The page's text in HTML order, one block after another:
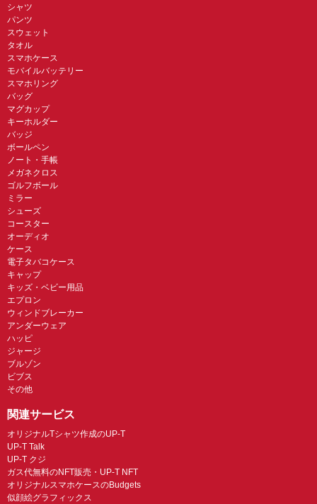
シャツ
パンツ
スウェット
タオル
スマホケース
モバイルバッテリー
スマホリング
バッグ
マグカップ
キーホルダー
バッジ
ボールペン
ノート・手帳
メガネクロス
ゴルフボール
ミラー
シューズ
コースター
オーディオ
ケース
電子タバコケース
キャップ
キッズ・ベビー用品
エプロン
ウィンドブレーカー
アンダーウェア
ハッピ
ジャージ
ブルゾン
ビブス
その他
関連サービス
オリジナルTシャツ作成のUP-T
UP-T Talk
UP-T クジ
ガス代無料のNFT販売・UP-T NFT
オリジナルスマホケースのBudgets
似顔絵グラフィックス